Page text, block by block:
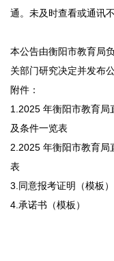
通。未及时查看或通讯
本公告由衡阳市教育局
关部门研究决定并发布公
附件：
1.2025 年衡阳市教育局
及条件一览表
2.2025 年衡阳市教育局
表
3.同意报考证明（模板）
4.承诺书（模板）